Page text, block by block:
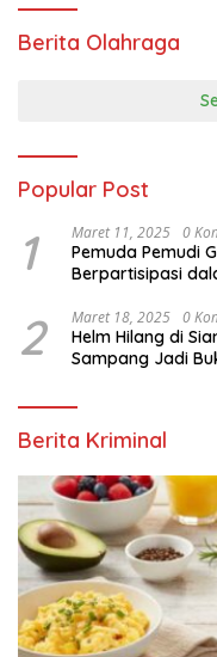
Berita Olahraga
Popular Post
1 Maret 11, 2025 0
Pemuda Pemudi
Berpartisipasi
Kegiatan Paskah
2 Maret 18, 2025 0
Helm Hilang di
Sampang Jadi
Berita Kriminal